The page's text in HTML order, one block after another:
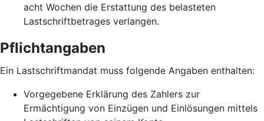
acht Wochen die Erstattung des belasteten
Lastschriftbetrages verlangen.
Pflichtangaben
Ein Lastschriftmandat muss folgende Angaben enthalten:
Vorgegebene Erklärung des Zahlers zur
Ermächtigung von Einzügen und Einlösungen mittels